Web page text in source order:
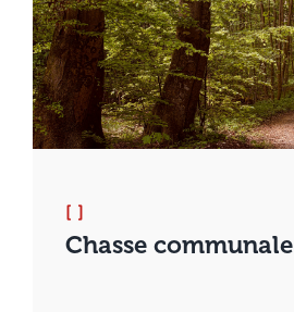
[ ]
Chasse communale